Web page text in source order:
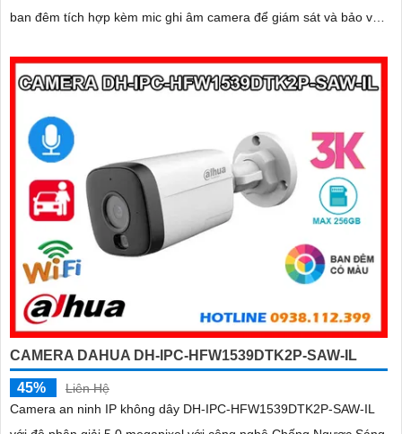
ban đêm tích hợp kèm mic ghi âm camera để giám sát và bảo vệ
CAMERA DAHUA DH-IPC-HFW1539DTK2P-SAW-IL
45%
Liên Hệ
Camera an ninh IP không dây DH-IPC-HFW1539DTK2P-SAW-IL